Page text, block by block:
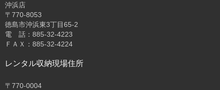
沖浜店
〒770-8053
徳島市沖浜東3丁目65-2
電 話：885-32-4223
ＦＡＸ：885-32-4224
レンタル収納現場住所
〒770-0004